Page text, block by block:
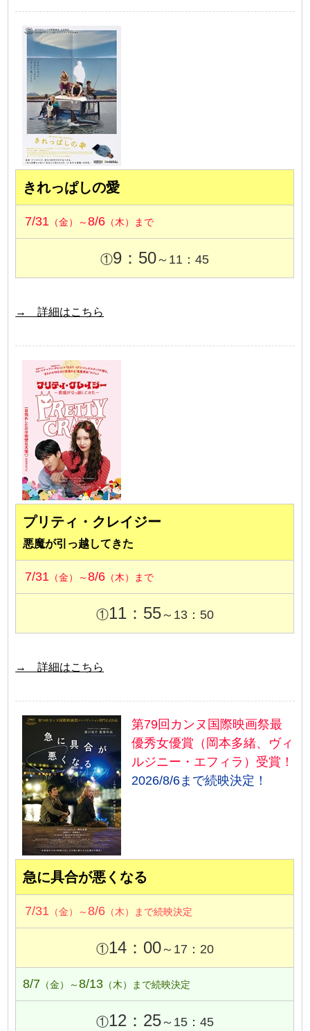
きれっぱしの愛
7/31 （金）～8/6 （木）まで
①9：50～11：45
→ 詳細はこちら
プリティ・クレイジー
悪魔が引っ越してきた
7/31 （金）～8/6 （木）まで
①11：55～13：50
→ 詳細はこちら
第79回カンヌ国際映画祭最
優秀女優賞（岡本多緒、ヴィ
ルジニー・エフィラ）受賞！
2026/8/6まで続映決定！
急に具合が悪くなる
7/31 （金）～8/6 （木）まで続映決定
①14：00～17：20
8/7 （金）～8/13 （木）まで続映決定
①12：25～15：45